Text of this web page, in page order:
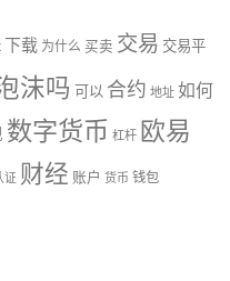
下载 为什么 买卖 交易 交易平
沫吗 可以 合约 地址 如何
数字货币 杠杆 欧易
证 财经 账户 货币 钱包